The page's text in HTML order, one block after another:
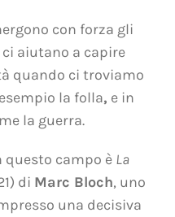
con forza gli
aiutano a capire
quando ci troviamo
la folla, e in
la guerra.
campo è La
di Marc Bloch, uno
una decisiva